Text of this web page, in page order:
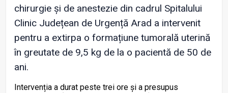
chirurgie și de anestezie din cadrul Spitalului
Clinic Județean de Urgență Arad a intervenit
pentru a extirpa o formațiune tumorală uterină
în greutate de 9,5 kg de la o pacientă de 50 de
ani.
Intervenția a durat peste trei ore și a presupus